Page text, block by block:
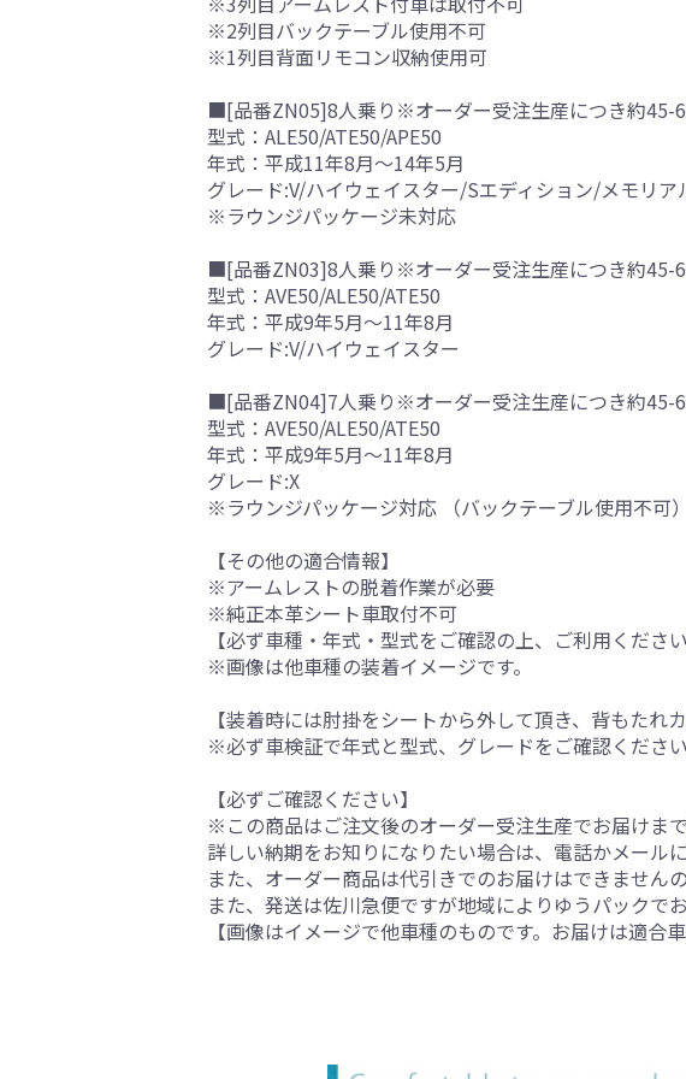
※2列目バックテーブル使用不可
※1列目背面リモコン収納使用可
■[品番ZN05]8人乗り※オーダー受注生産につき約45-
型式：ALE50/ATE50/APE50
年式：平成11年8月～14年5月
グレード:V/ハイウェイスター/Sエディション/メモリ
※ラウンジパッケージ未対応
■[品番ZN03]8人乗り※オーダー受注生産につき約45-
型式：AVE50/ALE50/ATE50
年式：平成9年5月～11年8月
グレード:V/ハイウェイスター
■[品番ZN04]7人乗り※オーダー受注生産につき約45-
型式：AVE50/ALE50/ATE50
年式：平成9年5月～11年8月
グレード:X
※ラウンジパッケージ対応 （バックテーブル使用不可）
【その他の適合情報】
※アームレストの脱着作業が必要
※純正本革シート車取付不可
【必ず車種・年式・型式をご確認の上、ご利用ください
※画像は他車種の装着イメージです。
【装着時には肘掛をシートから外して頂き、背もた
※必ず車検証で年式と型式、グレードをご確認くださ
【必ずご確認ください】
※この商品はご注文後のオーダー受注生産でお届けま
詳しい納期をお知りになりたい場合は、電話かメール
また、オーダー商品は代引きでのお届けはできませ
また、発送は佐川急便ですが地域によりゆうパックで
【画像はイメージで他車種のものです。お届けは適合